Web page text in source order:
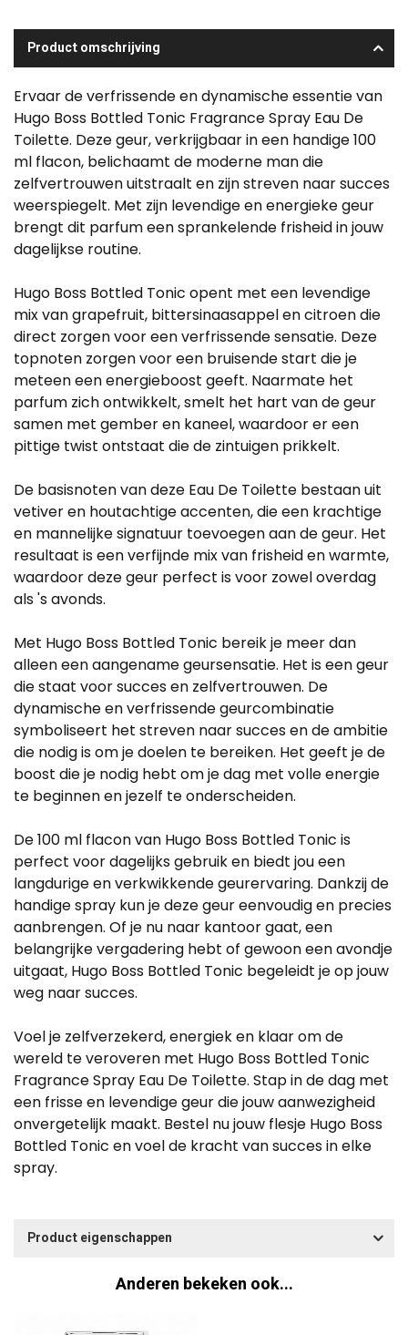
Product omschrijving
Ervaar de verfrissende en dynamische essentie van
Hugo Boss Bottled Tonic Fragrance Spray Eau De
Toilette. Deze geur, verkrijgbaar in een handige 100
ml flacon, belichaamt de moderne man die
zelfvertrouwen uitstraalt en zijn streven naar succes
weerspiegelt. Met zijn levendige en energieke geur
brengt dit parfum een sprankelende frisheid in jouw
dagelijkse routine.
Hugo Boss Bottled Tonic opent met een levendige
mix van grapefruit, bittersinaasappel en citroen die
direct zorgen voor een verfrissende sensatie. Deze
topnoten zorgen voor een bruisende start die je
meteen een energieboost geeft. Naarmate het
parfum zich ontwikkelt, smelt het hart van de geur
samen met gember en kaneel, waardoor er een
pittige twist ontstaat die de zintuigen prikkelt.
De basisnoten van deze Eau De Toilette bestaan uit
vetiver en houtachtige accenten, die een krachtige
en mannelijke signatuur toevoegen aan de geur. Het
resultaat is een verfijnde mix van frisheid en warmte,
waardoor deze geur perfect is voor zowel overdag
als 's avonds.
Met Hugo Boss Bottled Tonic bereik je meer dan
alleen een aangename geursensatie. Het is een geur
die staat voor succes en zelfvertrouwen. De
dynamische en verfrissende geurcombinatie
symboliseert het streven naar succes en de ambitie
die nodig is om je doelen te bereiken. Het geeft je de
boost die je nodig hebt om je dag met volle energie
te beginnen en jezelf te onderscheiden.
De 100 ml flacon van Hugo Boss Bottled Tonic is
perfect voor dagelijks gebruik en biedt jou een
langdurige en verkwikkende geurervaring. Dankzij de
handige spray kun je deze geur eenvoudig en precies
aanbrengen. Of je nu naar kantoor gaat, een
belangrijke vergadering hebt of gewoon een avondje
uitgaat, Hugo Boss Bottled Tonic begeleidt je op jouw
weg naar succes.
Voel je zelfverzekerd, energiek en klaar om de
wereld te veroveren met Hugo Boss Bottled Tonic
Fragrance Spray Eau De Toilette. Stap in de dag met
een frisse en levendige geur die jouw aanwezigheid
onvergetelijk maakt. Bestel nu jouw flesje Hugo Boss
Bottled Tonic en voel de kracht van succes in elke
spray.
Product eigenschappen
Anderen bekeken ook...